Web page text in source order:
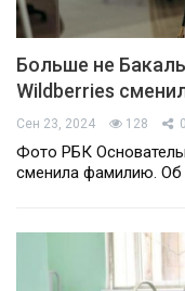
Больше не
Wildberries
Сен 23, 2024 128 0
Фото РБК
сменила фамилию.